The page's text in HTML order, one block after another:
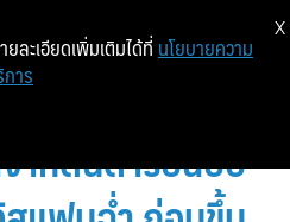
แคนาดาที่สุดจะ
ากต้นตำรับฉบับ
ละเอียดเพิ่มเติมได้ที่ นโยบายความ
าร
X